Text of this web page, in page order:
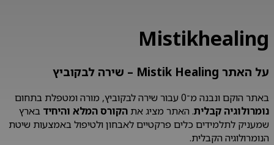
Mistikhealing
על האתר Mistik Healing – שירה לבקוביץ
באתר הוקם ונבנה מ־0 עבור שירה לבקוביץ, מורה ומטפלת בתחום
נומרולוגיה קבלית. האתר מציג את הקורס המלא והיחיד בארץ
שמעניק לתלמידים כלים פרקטיים לאבחון ולטיפול באמצעות שיטת
הנומרולוגיה הקבלית.